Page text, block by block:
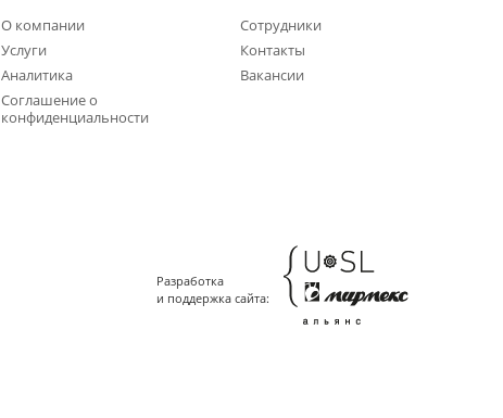
О компании
Услуги
Аналитика
Соглашение о
конфиденциальности
Сотрудники
Контакты
Вакансии
Разработка
и поддержка сайта: